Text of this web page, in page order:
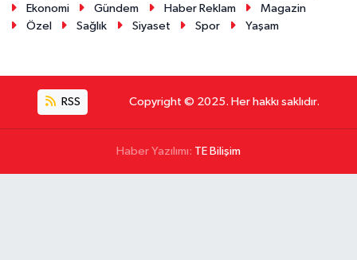
Ekonomi
Gündem Haber Reklam
Magazin
Özel
Sağlık Siyaset Spor Yaşam
RSS Copyright © 2025. Her hakkı saklıdır.
Haber Yazılımı: TE Bilişim